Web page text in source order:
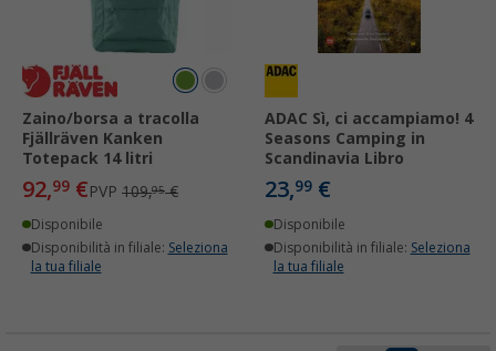
Zaino/borsa a tracolla
Fjällräven Kanken
Totepack 14 litri
92,99 €PVP 109,95€
Disponibile
Disponibilità in filiale: Seleziona
la tua filiale
ADAC Sì, ci accampiamo! 4
Seasons Camping in
Scandinavia Libro
23,99 €
Disponibile
Disponibilità in filiale: Seleziona
la tua filiale